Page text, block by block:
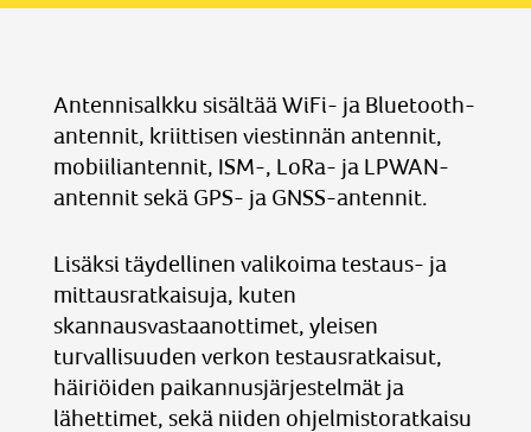
Antennisalkku sisältää WiFi- ja Bluetooth-
antennit, kriittisen viestinnän antennit,
mobiiliantennit, ISM-, LoRa- ja LPWAN-
antennit sekä GPS- ja GNSS-antennit.
Lisäksi täydellinen valikoima testaus- ja
mittausratkaisuja, kuten
skannausvastaanottimet, yleisen
turvallisuuden verkon testausratkaisut,
häiriöiden paikannusjärjestelmät ja
lähettimet, sekä niiden ohjelmistoratkaisu